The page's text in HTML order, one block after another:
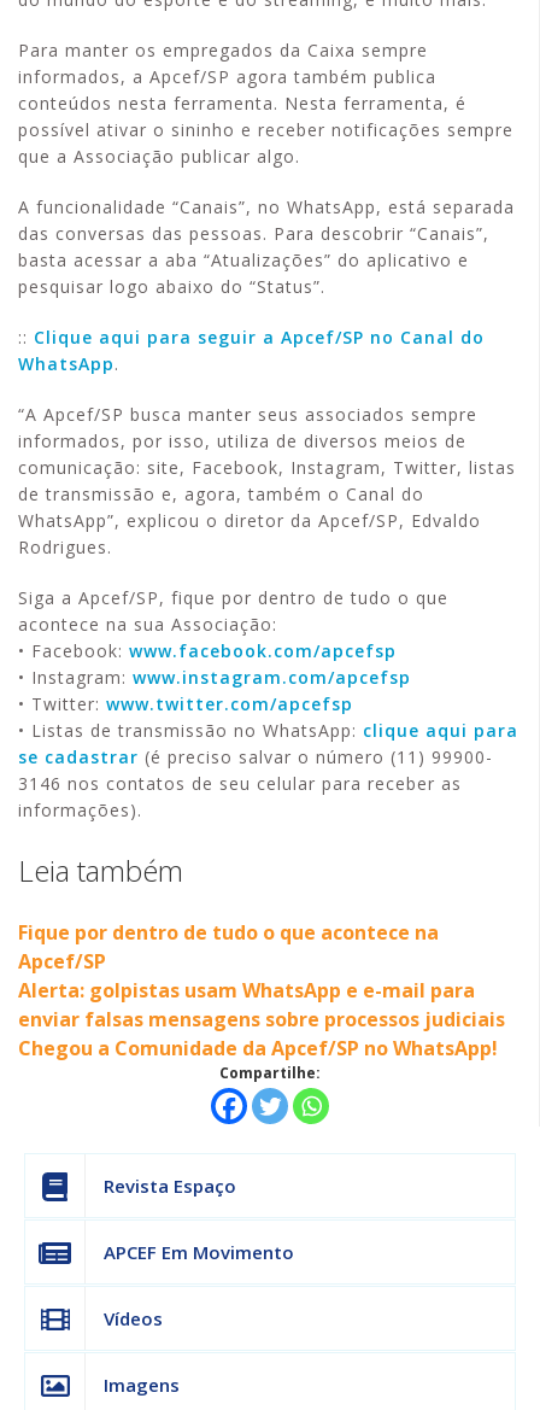
Para manter os empregados da Caixa sempre
informados, a Apcef/SP agora também publica
conteúdos nesta ferramenta. Nesta ferramenta, é
possível ativar o sininho e receber notificações sempre
que a Associação publicar algo.
A funcionalidade “Canais”, no WhatsApp, está separada
das conversas das pessoas. Para descobrir “Canais”,
basta acessar a aba “Atualizações” do aplicativo e
pesquisar logo abaixo do “Status”.
:: Clique aqui para seguir a Apcef/SP no Canal do
WhatsApp.
“A Apcef/SP busca manter seus associados sempre
informados, por isso, utiliza de diversos meios de
comunicação: site, Facebook, Instagram, Twitter, listas
de transmissão e, agora, também o Canal do
WhatsApp”, explicou o diretor da Apcef/SP, Edvaldo
Rodrigues.
Siga a Apcef/SP, fique por dentro de tudo o que
acontece na sua Associação:
• Facebook: www.facebook.com/apcefsp
• Instagram: www.instagram.com/apcefsp
• Twitter: www.twitter.com/apcefsp
• Listas de transmissão no WhatsApp: clique aqui para
se cadastrar (é preciso salvar o número (11) 99900-
3146 nos contatos de seu celular para receber as
informações).
Leia também
Fique por dentro de tudo o que acontece na
Apcef/SP
Alerta: golpistas usam WhatsApp e e-mail para
enviar falsas mensagens sobre processos judiciais
Chegou a Comunidade da Apcef/SP no WhatsApp!
Compartilhe:
Revista Espaço
APCEF Em Movimento
Vídeos
Imagens